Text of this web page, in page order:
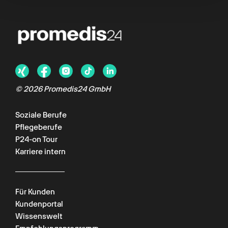
© 2026 Promedis24 GmbH
Soziale Berufe
Pflegeberufe
P24-on Tour
Karriere intern
Für Kunden
Kundenportal
Wissenswelt